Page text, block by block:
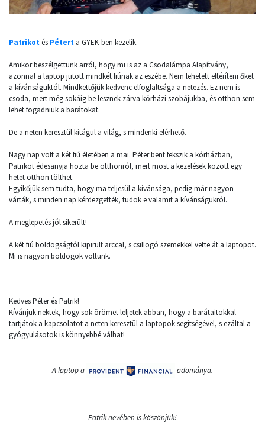
Patrikotés Pétert a GYEK-ben kezelik.
Amikor beszélgettünk arról, hogy mi is az a Csodalámpa Alapítvány,
azonnal a laptop jutott mindkét fiúnak az eszébe. Nem lehetett eltéríteni őket
a kívánságuktól. Mindkettőjük kedvenc elfoglaltsága a netezés. Ez nem is
csoda, mert még sokáig be lesznek zárva kórházi szobájukba, és otthon sem
lehet fogadniuk a barátokat.
De a neten keresztül kitágul a világ, s mindenki elérhető.
Nagy nap volt a két fiú életében a mai. Péter bent fekszik a kórházban,
Patrikot édesanyja hozta be otthonról, mert most a kezelések között egy
hetet otthon tölthet.
Egyikőjük sem tudta, hogy ma teljesül a kívánsága, pedig már nagyon
várták, s minden nap kérdezgették, tudok e valamit a kívánságukról.
A meglepetés jól sikerült!
A két fiú boldogságtól kipirult arccal, s csillogó szemekkel vette át a laptopot.
Mi is nagyon boldogok voltunk.
Kedves Péter és Patrik!
Kívánjuk nektek, hogy sok örömet leljetek abban, hogy a barátaitokkal
tartjátok a kapcsolatot a neten keresztül a laptopok segítségével, s ezáltal a
gyógyulásotok is könnyebbé válhat!
A laptop a adománya.
Patrik nevében is köszönjük!